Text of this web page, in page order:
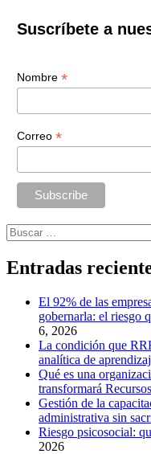
Suscríbete a
Nombre *
Correo *
Buscar:
Entradas
El 92% de las
gobernarla: el riesgo
6, 2026
La condición que
analítica de
Qué es una
transformará
Gestión de la
administrativa sin
Riesgo psicosocial:
2026